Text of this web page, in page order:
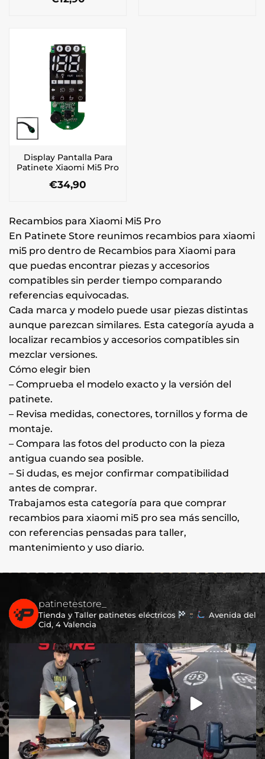
Display Pantalla Para
Patinete Xiaomi Mi5 Pro
€34,90
Recambios para Xiaomi Mi5 Pro
En Patinete Store reunimos recambios para xiaomi
mi5 pro dentro de Recambios para Xiaomi para
que puedas encontrar piezas y accesorios
compatibles sin perder tiempo comparando
referencias equivocadas.
Cada marca y modelo puede usar piezas distintas
aunque parezcan similares. Esta categoría ayuda a
localizar recambios y accesorios compatibles sin
mezclar versiones.
Cómo elegir bien
– Comprueba el modelo exacto y la versión del
patinete.
– Revisa medidas, conectores, tornillos y forma de
montaje.
– Compara las fotos del producto con la pieza
antigua cuando sea posible.
– Si dudas, es mejor confirmar compatibilidad
antes de comprar.
Trabajamos esta categoría para que comprar
recambios para xiaomi mi5 pro sea más sencillo,
con referencias pensadas para taller,
mantenimiento y uso diario.
patinetestore_
Tienda y Taller patinetes eléctricos
Avenida del
Cid, 4 Valencia